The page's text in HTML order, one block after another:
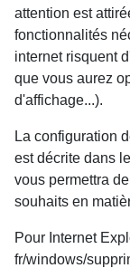
attention est
fonctionnalités
internet risquent
que vous aurez
d'affichage...).
La configuration
est décrite dans
vous permettra
souhaits en
Pour Internet
fr/windows/